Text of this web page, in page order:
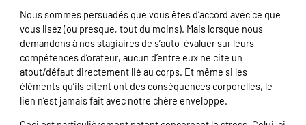
Nous sommes persuadés que vous êtes d’accord avec ce que
vous lisez (ou presque, tout du moins). Mais lorsque nous
demandons à nos stagiaires de s’auto-évaluer sur leurs
compétences d’orateur, aucun d’entre eux ne cite un
atout/défaut directement lié au corps. Et même si les
éléments qu’ils citent ont des conséquences corporelles, le
lien n’est jamais fait avec notre chère enveloppe.